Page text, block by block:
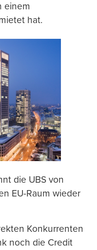
einem
hat.
die UBS von
EU-Raum wieder
Konkurrenten
noch die Credit